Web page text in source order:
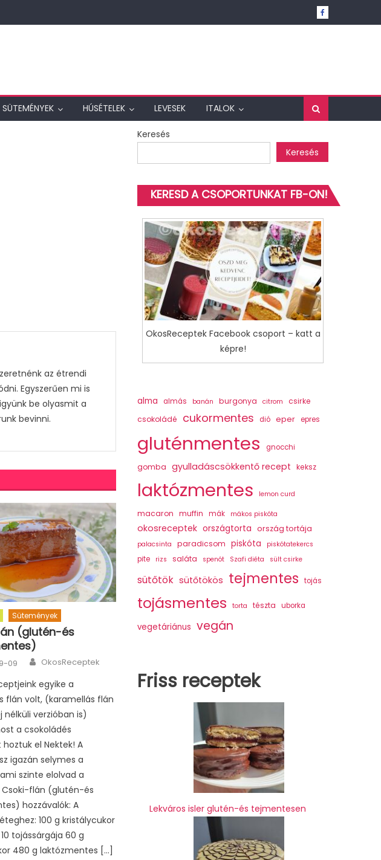
SÜTEMÉNYEK HÚSÉTELEK LEVESEK ITALOK
az étrendi
Egyszerűen mi is
be olyasmit a
bevinni.
Sütemények
(glutén-és
09 Author
OkosReceptek
egyike a
flán volt, (karamellás flán
verzióban is)
a csokoládés
el Nektek! A
igazán selymes a
szinte elolvad a
Csoki-flán (glutén-és
hozzávalók: A
100 g kristálycukor
tojássárgája 60 g
480 g laktózmentes […]
Keresés
Keresés
KERESD A CSOPORTUNKAT FB-ON!
OkosReceptek Facebook csoport – katt a
képre!
alma almás banán burgonya citrom
csirke
csokoládé
cukormentes dió eper epres
gluténmentes gnocchi
gomba gyulladáscsökkentő recept keksz
laktózmentes lemon curd
macaron muffin mák mákos piskóta
okosreceptek országtorta ország tortája
palacsinta paradicsom piskóta piskótatekercs
pite rizs saláta spenót Szafi diéta sült csirke
sütőtök sütőtökös tejmentes tojás
tojásmentes torta tészta uborka
vegetáriánus vegán
Friss receptek
Lekváros isler glutén-és tejmentesen